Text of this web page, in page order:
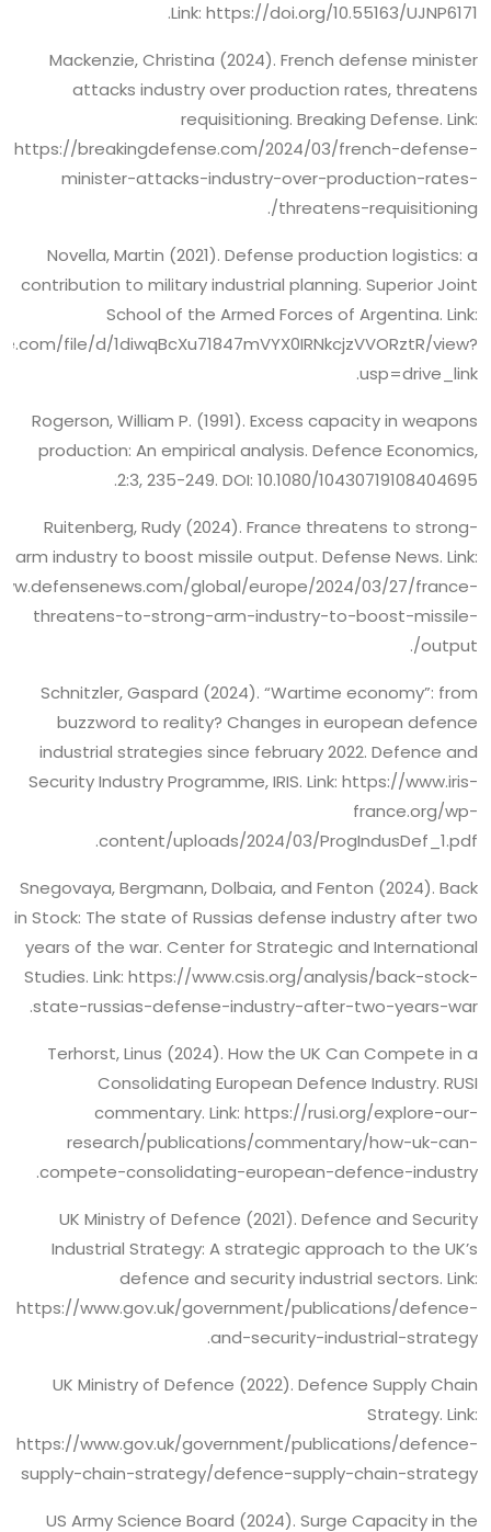
Link: https://doi.org/10.55163/UJNP6171.
Mackenzie, Christina (2024). French defense minister
attacks industry over production rates, threatens
requisitioning. Breaking Defense. Link:
https://breakingdefense.com/2024/03/french-defense-
minister-attacks-industry-over-production-rates-
threatens-requisitioning/.
Novella, Martin (2021). Defense production logistics: a
contribution to military industrial planning. Superior Joint
School of the Armed Forces of Argentina. Link:
file/d/1diwqBcXu71847mVYX0IRNkcjzVVORztR/view?
usp=drive_link.
Rogerson, William P. (1991). Excess capacity in weapons
production: An empirical analysis. Defence Economics,
2:3, 235-249. DOI: 10.1080/10430719108404695.
Ruitenberg, Rudy (2024). France threatens to strong-
arm industry to boost missile output. Defense News. Link:
global/europe/2024/03/27/france-
threatens-to-strong-arm-industry-to-boost-missile-
output/.
Schnitzler, Gaspard (2024). “Wartime economy”: from
buzzword to reality? Changes in european defence
industrial strategies since february 2022. Defence and
Security Industry Programme, IRIS. Link: https://www.iris-
france.org/wp-
content/uploads/2024/03/ProgIndusDef_1.pdf.
Snegovaya, Bergmann, Dolbaia, and Fenton (2024). Back
in Stock: The state of Russias defense industry after two
years of the war. Center for Strategic and International
Studies. Link: https://www.csis.org/analysis/back-stock-
state-russias-defense-industry-after-two-years-war.
Terhorst, Linus (2024). How the UK Can Compete in a
Consolidating European Defence Industry. RUSI
commentary. Link: https://rusi.org/explore-our-
research/publications/commentary/how-uk-can-
compete-consolidating-european-defence-industry.
UK Ministry of Defence (2021). Defence and Security
Industrial Strategy: A strategic approach to the UK’s
defence and security industrial sectors. Link:
https://www.gov.uk/government/publications/defence-
and-security-industrial-strategy.
UK Ministry of Defence (2022). Defence Supply Chain
Strategy. Link:
https://www.gov.uk/government/publications/defence-
supply-chain-strategy/defence-supply-chain-strategy
US Army Science Board (2024). Surge Capacity in the